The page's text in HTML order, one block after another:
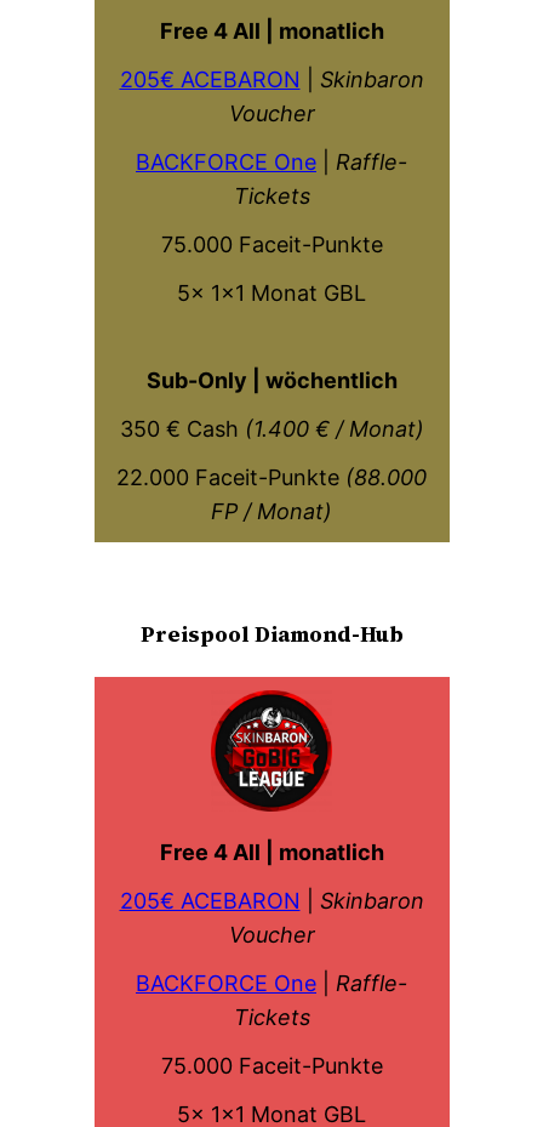
Free 4 All | monatlich
205€ ACEBARON
Skinbaron
Voucher
BACKFORCE One
Raffle-
Tickets
75.000 Faceit-Punkte
5x 1×1 Monat GBL
Sub-Only | wöchentlich
350 € Cash (1.400 € / Monat)
22.000 Faceit-Punkte (88.000
FP / Monat)
Preispool Diamond-Hub
Free 4 All | monatlich
205€ ACEBARON
Skinbaron
Voucher
BACKFORCE One
Raffle-
Tickets
75.000 Faceit-Punkte
5x 1×1 Monat GBL